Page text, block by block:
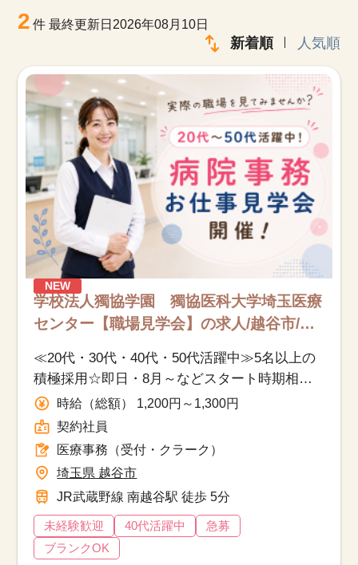
よくあるご質問
お知らせ
医療事務求人ドットコムとは
サイトの使い方
就職サポート
人材をお探しの医療機関・企業様
運営会社
2 件最終更新日2026年08月10日
新着順 人気順
NEW
学校法人獨協学園 獨協医科大学埼玉医療
センター【職場見学会】の求人/越谷市/医
≪20代・30代・40代・50代活躍中≫5名以上の
積極採用☆即日・8月～などスタート時期相談
OK◎複数部署募集につき、お仕事見学会開
催！
時給（総額） 1,200円～1,300円
契約社員
医療事務（受付・クラーク）
埼玉県 越谷市
JR武蔵野線 南越谷駅 徒歩 5分
未経験歓迎 40代活躍中
急募
ブランクOK